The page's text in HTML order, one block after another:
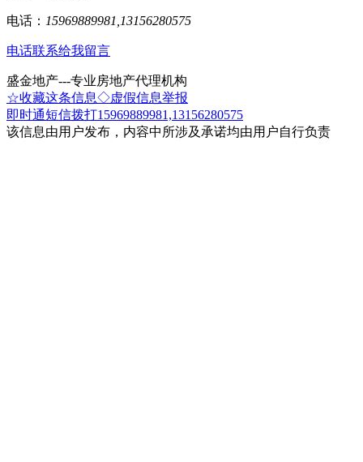
电话： 15969889981,13156280575
电话联系给我留言
盛金地产---专业房地产代理机构
☆收藏这条信息◇虚假信息举报
即时通短信拨打15969889981,13156280575
该信息由用户发布，内容中所涉及承诺均由用户自行负责